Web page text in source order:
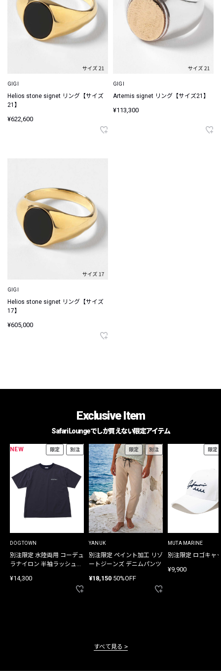
GIGI
Helios stone signet リング【サイズ
21】
¥622,600
GIGI
Artemis signet リング【サイズ21】
¥113,300
GIGI
Helios stone signet リング【サイズ
17】
¥605,000
Exclusive Item
Safari Loungeでしか買えない限定アイテム
NEW 限定 別注
DOGTOWN
別注限定 水陸両用 コーデュ
ラナイロン 半袖ラッシュガ
¥14,300
限定 別注
YANUK
別注限定 ペイント加工 リゾ
ートジーンズ デニムパンツ
¥18,150 50%OFF
限定
MUTA MARINE
別注限定 ロゴキャ
¥9,900
すべて見る